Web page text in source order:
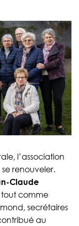
l’association
renouveler.
Claude
tout comme
secrétaires
au